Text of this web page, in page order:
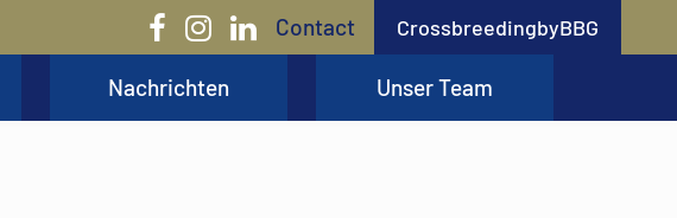
Contact CrossbreedingbyBBG
Nachrichten Unser Team